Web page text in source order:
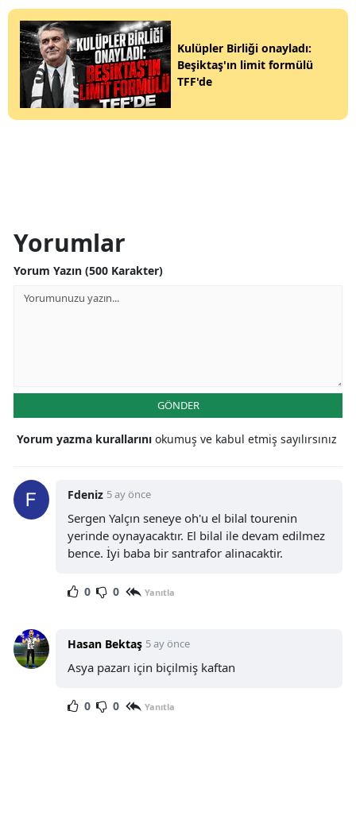
Kulüpler Birliği onayladı:
Beşiktaş'ın limit formülü
TFF'de
Yorumlar
Yorum Yazın (500 Karakter)
GÖNDER
Yorum yazma kurallarını okumuş ve kabul etmiş sayılırsınız
Fdeniz 5 ay önce
Sergen Yalçın seneye oh'u el bilal tourenin
yerinde oynayacaktır. El bilal ile devam edilmez
bence. İyi baba bir santrafor alinacaktir.
0 0 Yanıtla
Hasan Bektaş 5 ay önce
Asya pazarı için biçilmiş kaftan
0 0 Yanıtla